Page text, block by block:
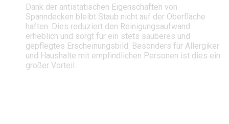
Dank der antistatischen Eigenschaften von
Spanndecken bleibt Staub nicht auf der Oberfläche
haften. Dies reduziert den Reinigungsaufwand
erheblich und sorgt für ein stets sauberes und
gepflegtes Erscheinungsbild. Besonders für Allergiker
und Haushalte mit empfindlichen Personen ist dies ein
großer Vorteil.